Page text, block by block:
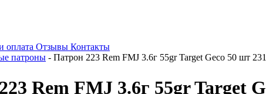
оплата Отзывы Контакты
патроны - Патрон 223 Rem FMJ 3.6г 55gr Target Geco 50 шт
Rem FMJ 3.6г 55gr Target